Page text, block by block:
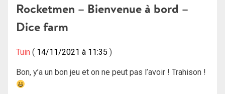
Rocketmen – Bienvenue à bord –
Dice farm
Tuin 14/11/2021 à 11:35
Bon, y’a un bon jeu et on ne peut pas l’avoir ! Trahison !